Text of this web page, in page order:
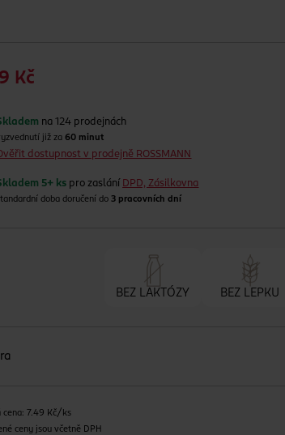
Kč
na 124 prodejnách
již za60 minut
dostupnost v prodejně ROSSMANN
5+ ks pro zaslání DPD, Zásilkovna
doba doručení do 3 pracovních dní
BEZ LAKTÓZY BEZ LEPKU
cena: 7.49 Kč/ks
ceny jsou včetně DPH